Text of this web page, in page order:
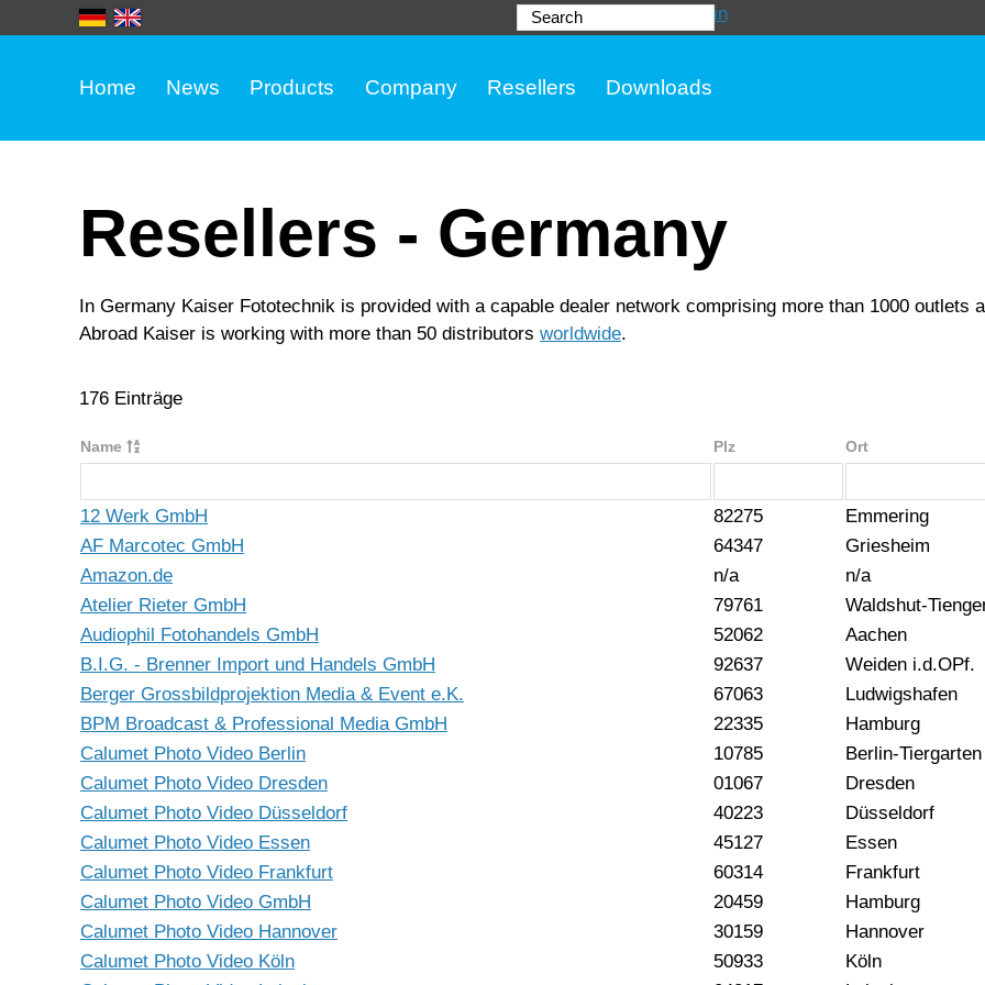
Search Login
Home News Products Company Resellers Downloads
Resellers - Germany
In Germany Kaiser Fototechnik is provided with a capable dealer network comprising more than 1000 outlets
Abroad Kaiser is working with more than 50 distributors worldwide.
176 Einträge
Name Plz Ort
12 Werk GmbH 82275 Emmering
AF Marcotec GmbH
64347 Griesheim
Amazon.de
n/a n/a
Atelier Rieter GmbH
79761 Waldshut-
Audiophil Fotohandels GmbH
52062 Aachen
B.I.G. - Brenner Import und Handels GmbH
92637 Weiden i.d.OPf.
Berger Grossbildprojektion Media & Event e.K.
67063 Ludwigshafen
BPM Broadcast & Professional Media GmbH
22335 Hamburg
Calumet Photo Video Berlin
10785 Berlin-Tiergarten
Calumet Photo Video Dresden
01067 Dresden
Calumet Photo Video Düsseldorf
40223 Düsseldorf
Calumet Photo Video Essen
45127 Essen
Calumet Photo Video Frankfurt
60314 Frankfurt
Calumet Photo Video GmbH
20459 Hamburg
Calumet Photo Video Hannover
30159 Hannover
Calumet Photo Video Köln
50933 Köln